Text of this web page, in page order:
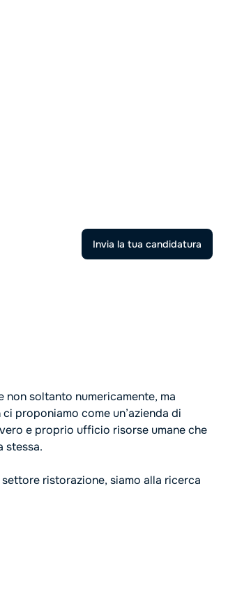
Invia la tua candidatura
non soltanto numericamente, ma
proponiamo come un’azienda di
e proprio ufficio risorse umane che
stessa.
ristorazione, siamo alla ricerca